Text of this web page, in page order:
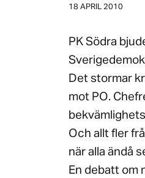
18 APRIL 2010
PK Södra
Det stormar
mot PO.
Och allt fler
när alla ändå
En debatt om